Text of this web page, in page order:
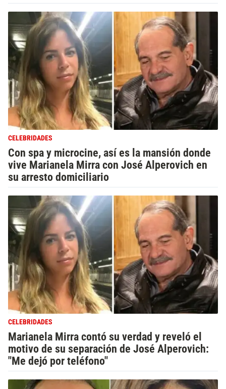
CELEBRIDADES
Con spa y microcine, así es la mansión donde
vive Marianela Mirra con José Alperovich en
su arresto domiciliario
CELEBRIDADES
Marianela Mirra contó su verdad y reveló el
motivo de su separación de José Alperovich:
"Me dejó por teléfono"